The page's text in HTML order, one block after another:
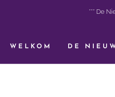
*** De
WELKOM DE